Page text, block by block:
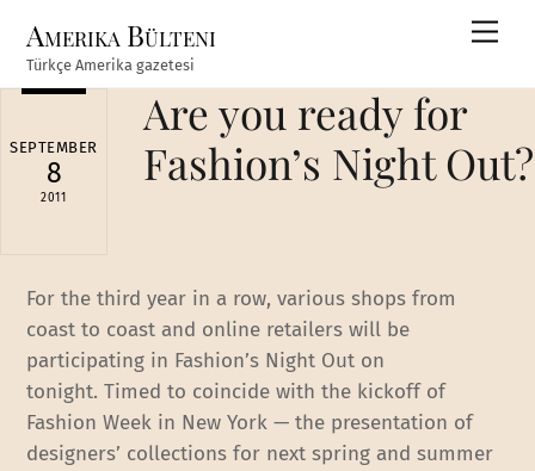
content
Amerika Bülteni
Türkçe Amerika gazetesi
SEPTEMBER
8
2011
Are you ready for
Fashion’s Night Out?
For the third year in a row, various shops from
coast to coast and online retailers will be
participating in Fashion’s Night Out on
tonight. Timed to coincide with the kickoff of
Fashion Week in New York — the presentation of
designers’ collections for next spring and summer